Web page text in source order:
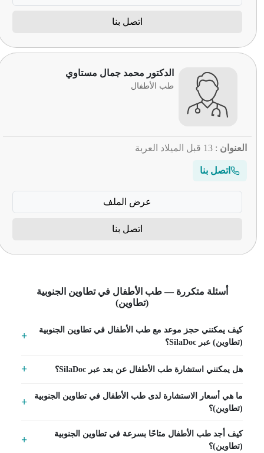
اتصل بنا
الدكتور محمد جمال مستاوي
طب الأطفال
العنوان : 13 قبل الميلاد العربة
اتصل بنا
عرض الملف
اتصل بنا
أسئلة متكررة — طب الأطفال في تطاوين الجنوبية
(تطاوين)
كيف يمكنني حجز موعد مع طب الأطفال في تطاوين الجنوبية
(تطاوين) عبر SilaDoc؟
هل يمكنني استشارة طب الأطفال عن بعد عبر SilaDoc؟
ما هي أسعار الاستشارة لدى طب الأطفال في تطاوين الجنوبية
(تطاوين)؟
كيف أجد طب الأطفال متاحًا بسرعة في تطاوين الجنوبية
(تطاوين)؟